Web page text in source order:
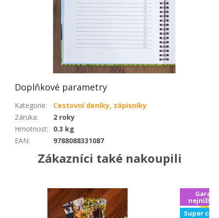
Doplňkové parametry
Kategorie:
Cestovní deníky, zápisníky
Záruka:
2 roky
Hmotnost:
0.3 kg
EAN: 9788088331087
Zákazníci také nakoupili
nejnižší
Super